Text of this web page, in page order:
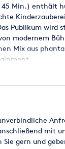
45 Min.) enthält
Publikum wird
modernem
Mix aus
glänzende
Event ?
oberhalb der
des
mit
Sie gern und